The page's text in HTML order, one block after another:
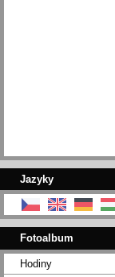
Jazyky
Fotoalbum
Hodiny